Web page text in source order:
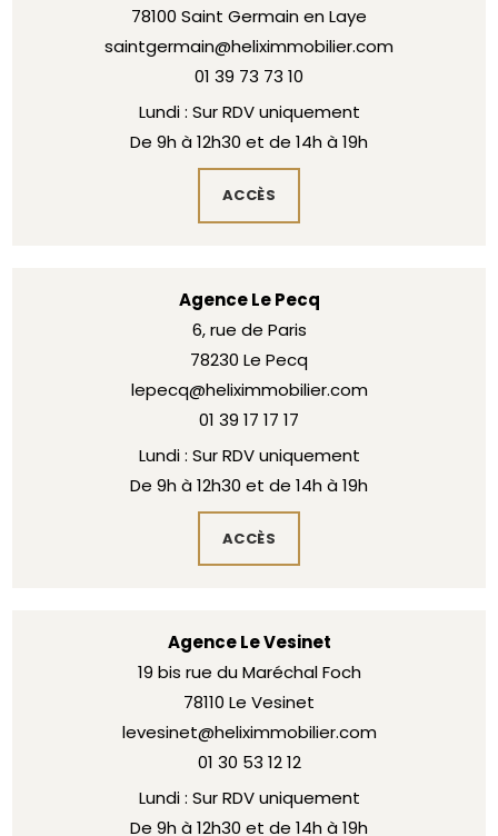
78100 Saint Germain en Laye
saintgermain@heliximmobilier.com
01 39 73 73 10
Lundi : Sur RDV uniquement
De 9h à 12h30 et de 14h à 19h
ACCÈS
Agence Le Pecq
6, rue de Paris
78230 Le Pecq
lepecq@heliximmobilier.com
01 39 17 17 17
Lundi : Sur RDV uniquement
De 9h à 12h30 et de 14h à 19h
ACCÈS
Agence Le Vesinet
19 bis rue du Maréchal Foch
78110 Le Vesinet
levesinet@heliximmobilier.com
01 30 53 12 12
Lundi : Sur RDV uniquement
De 9h à 12h30 et de 14h à 19h